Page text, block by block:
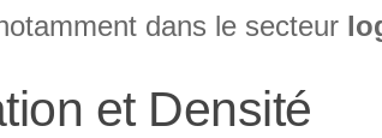
dans le secteur
et Densité